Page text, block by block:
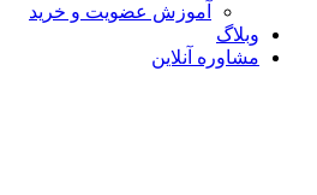
آموزش عضویت و خرید
وبلاگ
مشاوره آنلاین